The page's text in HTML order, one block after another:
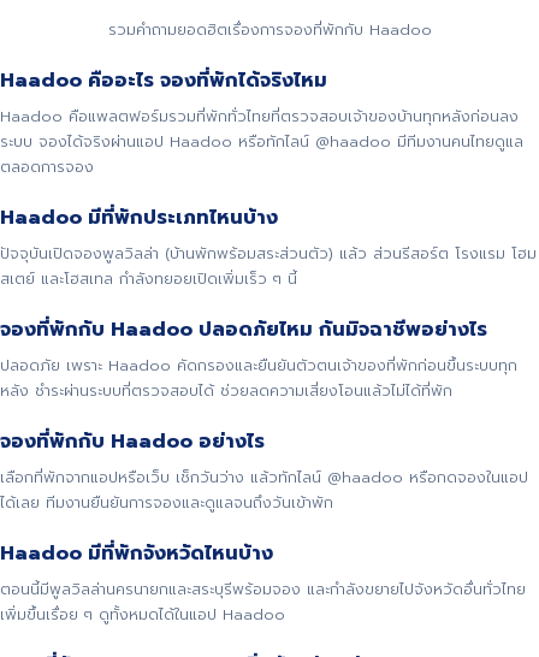
รวมคำถามยอดฮิตเรื่องการจองที่พักกับ Haadoo
Haadoo คืออะไร จองที่พักได้จริงไหม
Haadoo คือแพลตฟอร์มรวมที่พักทั่วไทยที่ตรวจสอบเจ้าของบ้านทุกหลังก่อนลง
ระบบ จองได้จริงผ่านแอป Haadoo หรือทักไลน์ @haadoo มีทีมงานคนไทยดูแล
ตลอดการจอง
Haadoo มีที่พักประเภทไหนบ้าง
ปัจจุบันเปิดจองพูลวิลล่า (บ้านพักพร้อมสระส่วนตัว) แล้ว ส่วนรีสอร์ต โรงแรม โฮม
สเตย์ และโฮสเทล กำลังทยอยเปิดเพิ่มเร็ว ๆ นี้
จองที่พักกับ Haadoo ปลอดภัยไหม กันมิจฉาชีพอย่างไร
ปลอดภัย เพราะ Haadoo คัดกรองและยืนยันตัวตนเจ้าของที่พักก่อนขึ้นระบบทุก
หลัง ชำระผ่านระบบที่ตรวจสอบได้ ช่วยลดความเสี่ยงโอนแล้วไม่ได้ที่พัก
จองที่พักกับ Haadoo อย่างไร
เลือกที่พักจากแอปหรือเว็บ เช็กวันว่าง แล้วทักไลน์ @haadoo หรือกดจองในแอป
ได้เลย ทีมงานยืนยันการจองและดูแลจนถึงวันเข้าพัก
Haadoo มีที่พักจังหวัดไหนบ้าง
ตอนนี้มีพูลวิลล่านครนายกและสระบุรีพร้อมจอง และกำลังขยายไปจังหวัดอื่นทั่วไทย
เพิ่มขึ้นเรื่อย ๆ ดูทั้งหมดได้ในแอป Haadoo